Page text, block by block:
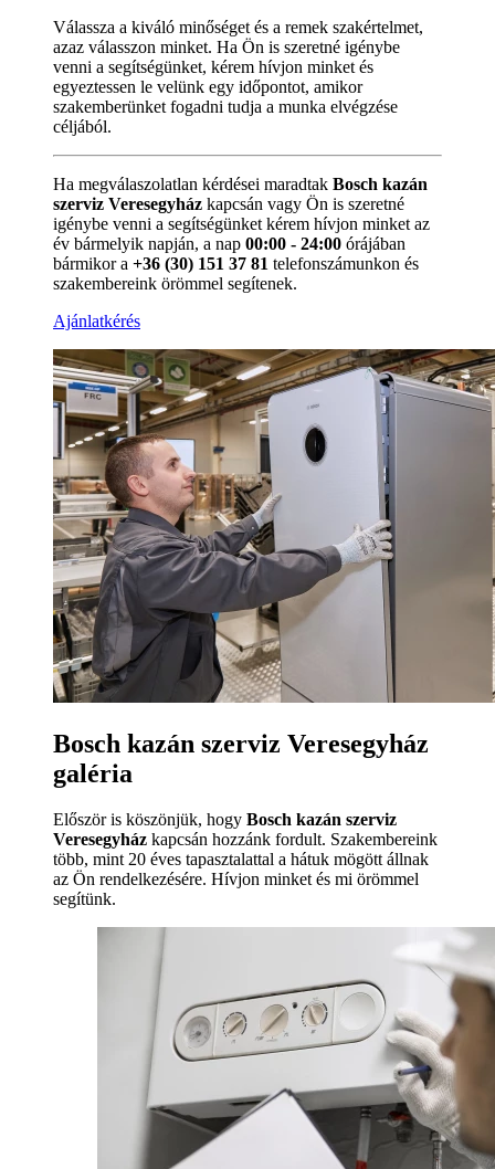
Válassza a kiváló minőséget és a remek szakértelmet,
azaz válasszon minket. Ha Ön is szeretné igénybe
venni a segítségünket, kérem hívjon minket és
egyeztessen le velünk egy időpontot, amikor
szakemberünket fogadni tudja a munka elvégzése
céljából.
Ha megválaszolatlan kérdései maradtak Bosch kazán
szerviz Veresegyház kapcsán vagy Ön is szeretné
igénybe venni a segítségünket kérem hívjon minket az
év bármelyik napján, a nap 00:00 - 24:00 órájában
bármikor a +36 (30) 151 37 81 telefonszámunkon és
szakembereink örömmel segítenek.
Ajánlatkérés
Bosch kazán szerviz Veresegyház
galéria
Először is köszönjük, hogy Bosch kazán szerviz
Veresegyház kapcsán hozzánk fordult. Szakembereink
több, mint 20 éves tapasztalattal a hátuk mögött állnak
az Ön rendelkezésére. Hívjon minket és mi örömmel
segítünk.